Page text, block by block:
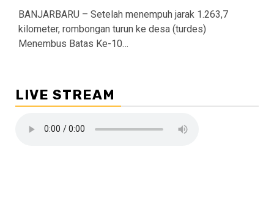
BANJARBARU – Setelah menempuh jarak 1.263,7
kilometer, rombongan turun ke desa (turdes)
Menembus Batas Ke-10…
LIVE STREAM